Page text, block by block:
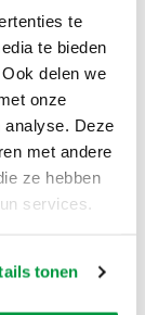
te
te bieden
delen we
onze
analyse. Deze
met andere
ze hebben
services.
tonen
of
auto. Zelfs
en zelf op